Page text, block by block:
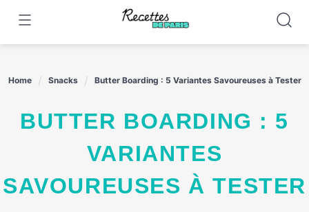
content
Home Snacks Butter Boarding : 5 Variantes Savoureuses à Tester
BUTTER BOARDING : 5
VARIANTES
SAVOUREUSES À TESTER